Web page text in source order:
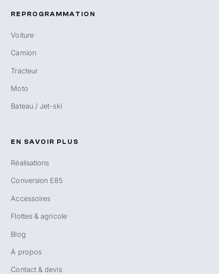
REPROGRAMMATION
Voiture
Camion
Tracteur
Moto
Bateau / Jet-ski
EN SAVOIR PLUS
Réalisations
Conversion E85
Accessoires
Flottes & agricole
Blog
À propos
Contact & devis